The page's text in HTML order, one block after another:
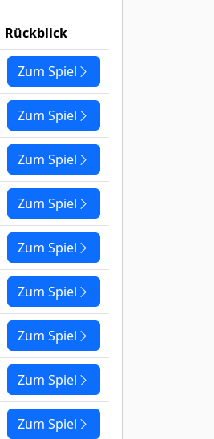
Rückblick
Zum Spiel
Zum Spiel
Zum Spiel
Zum Spiel
Zum Spiel
Zum Spiel
Zum Spiel
Zum Spiel
Zum Spiel